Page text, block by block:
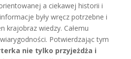
a ciekawej historii i
były wręcz potrzebne i
krajobraz wiedzy. Całemu
Potwierdzając tym
nie tylko przyjeżdża i